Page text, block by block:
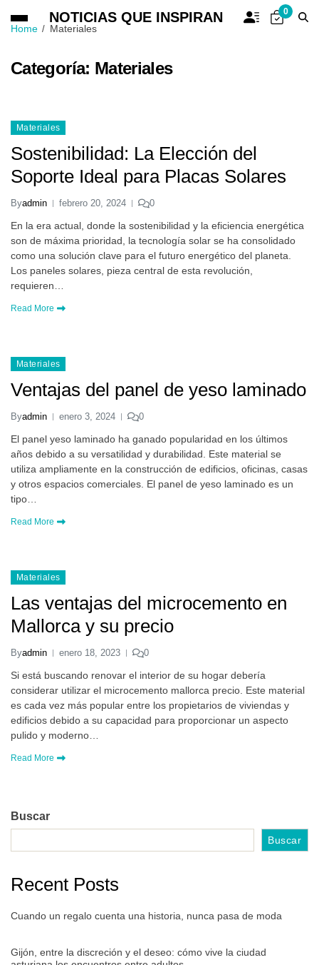
NOTICIAS QUE INSPIRAN 0
Home Materiales
Categoría: Materiales
Materiales
Sostenibilidad: La Elección del
Soporte Ideal para Placas Solares
Byadmin febrero 20, 2024 0
En la era actual, donde la sostenibilidad y la eficiencia energética
son de máxima prioridad, la tecnología solar se ha consolidado
como una solución clave para el futuro energético del planeta.
Los paneles solares, pieza central de esta revolución,
requieren…
Read More
Materiales
Ventajas del panel de yeso laminado
Byadmin enero 3, 2024 0
El panel yeso laminado ha ganado popularidad en los últimos
años debido a su versatilidad y durabilidad. Este material se
utiliza ampliamente en la construcción de edificios, oficinas, casas
y otros espacios comerciales. El panel de yeso laminado es un
tipo…
Read More
Materiales
Las ventajas del microcemento en
Mallorca y su precio
Byadmin enero 18, 2023 0
Si está buscando renovar el interior de su hogar debería
considerar utilizar el microcemento mallorca precio. Este material
es cada vez más popular entre los propietarios de viviendas y
edificios debido a su capacidad para proporcionar un aspecto
pulido y moderno…
Read More
Buscar
Buscar
Recent Posts
Cuando un regalo cuenta una historia, nunca pasa de moda
Gijón, entre la discreción y el deseo: cómo vive la ciudad